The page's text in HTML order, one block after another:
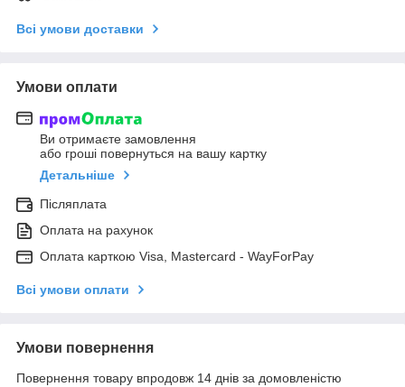
Всі умови доставки
Умови оплати
Ви отримаєте замовлення
або гроші повернуться на вашу картку
Детальніше
Післяплата
Оплата на рахунок
Оплата карткою Visa, Mastercard - WayForPay
Всі умови оплати
Умови повернення
Повернення товару впродовж 14 днів за домовленістю